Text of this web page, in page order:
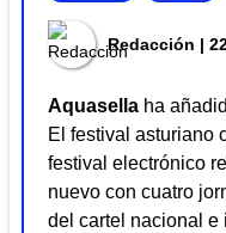
Redacción |
Aquasella ha
El festival asturiano
festival electrónico
nuevo con cuatro
del cartel nacional e